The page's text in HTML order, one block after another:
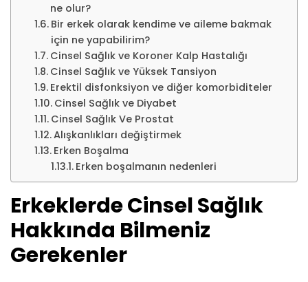
ne olur?
Bir erkek olarak kendime ve aileme bakmak
için ne yapabilirim?
Cinsel Sağlık ve Koroner Kalp Hastalığı
Cinsel Sağlık ve Yüksek Tansiyon
Erektil disfonksiyon ve diğer komorbiditeler
Cinsel Sağlık ve Diyabet
Cinsel Sağlık Ve Prostat
Alışkanlıkları değiştirmek
Erken Boşalma
Erken boşalmanın nedenleri
Erkeklerde Cinsel Sağlık
Hakkında Bilmeniz
Gerekenler